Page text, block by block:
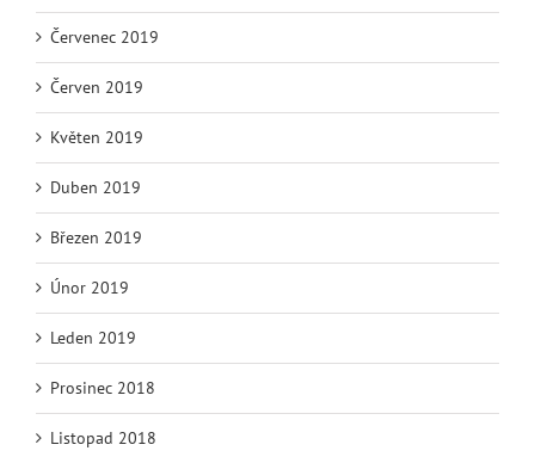
Červenec 2019
Červen 2019
Květen 2019
Duben 2019
Březen 2019
Únor 2019
Leden 2019
Prosinec 2018
Listopad 2018